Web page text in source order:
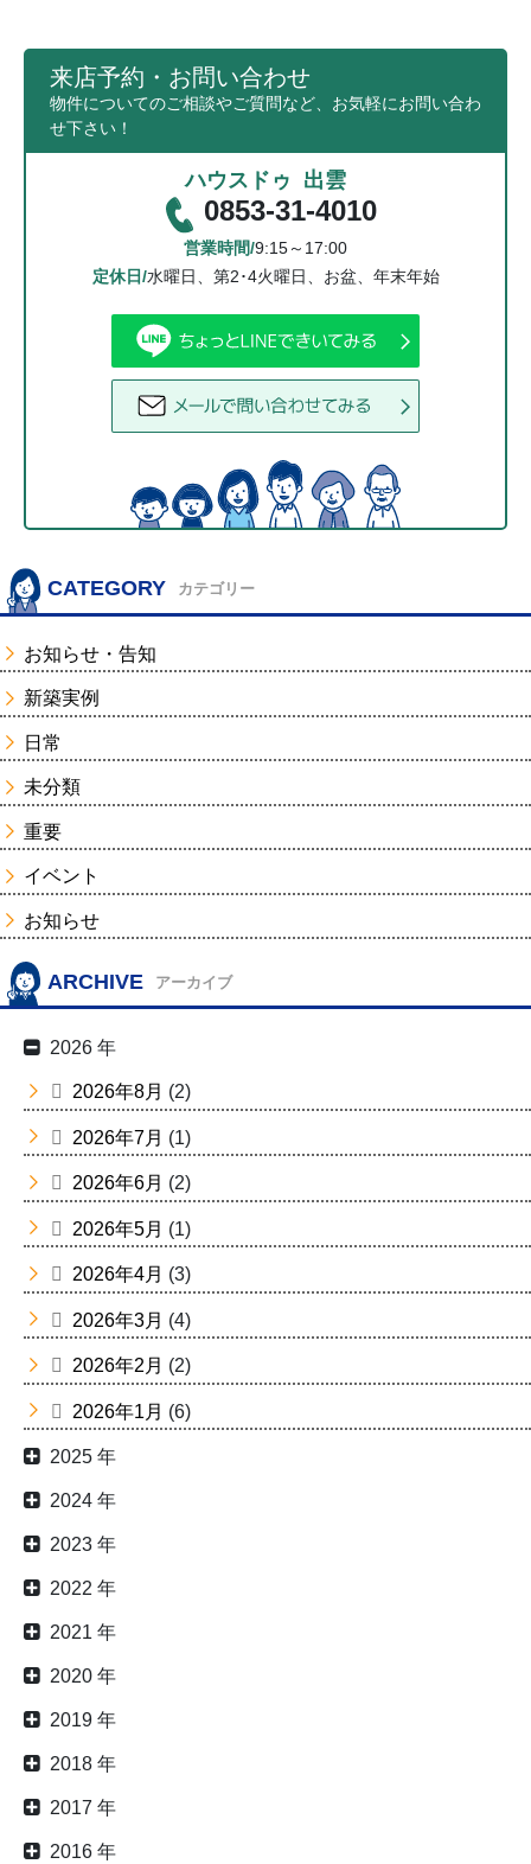
来店予約・お問い合わせ
物件についてのご相談やご質問など、お気軽にお問い合わ
せ下さい！
ハウスドゥ 出雲
0853-31-4010
営業時間/9:15～17:00
定休日/水曜日、第2･4火曜日、お盆、年末年始
CATEGORY カテゴリー
お知らせ・告知
新築実例
日常
未分類
重要
イベント
お知らせ
ARCHIVE アーカイブ
2026 年
2026年8月 (2)
2026年7月 (1)
2026年6月 (2)
2026年5月 (1)
2026年4月 (3)
2026年3月 (4)
2026年2月 (2)
2026年1月 (6)
2025 年
2024 年
2023 年
2022 年
2021 年
2020 年
2019 年
2018 年
2017 年
2016 年